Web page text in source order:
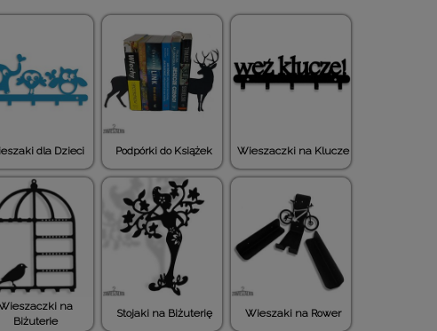
dla Dzieci Podpórki do Książek Wieszaczki na Klucze
na
Biżuterie
Stojaki na Biżuterię Wieszaki na Rower